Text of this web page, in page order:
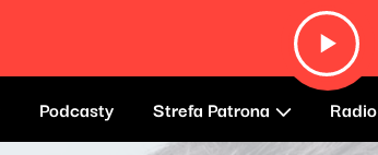
Podcasty Strefa Patrona Radio